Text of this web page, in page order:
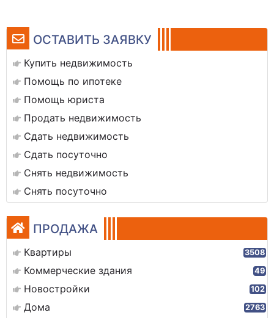
ОСТАВИТЬ ЗАЯВКУ
Купить недвижимость
Помощь по ипотеке
Помощь юриста
Продать недвижимость
Сдать недвижимость
Сдать посуточно
Снять недвижимость
Снять посуточно
ПРОДАЖА
Квартиры 3508
Коммерческие здания 49
Новостройки 102
Дома 2763